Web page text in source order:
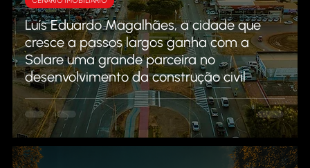
Luís Eduardo Magalhães, a cidade que
cresce a passos largos ganha com a
Solare uma grande parceira no
desenvolvimento da construção civil